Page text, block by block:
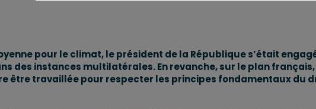
pour le climat, le président de la République s’était
des instances multilatérales. En revanche, sur le plan français,
être travaillée pour respecter les principes fondamentaux du